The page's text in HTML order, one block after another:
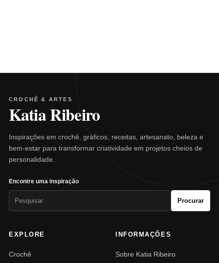
CROCHÊ & ARTES
Katia Ribeiro
Inspirações em crochê, gráficos, receitas, artesanato, beleza e
bem-estar para transformar criatividade em projetos cheios de
personalidade.
Encontre uma inspiração
Procurar
EXPLORE
Crochê
INFORMAÇÕES
Sobre Katia Ribeiro